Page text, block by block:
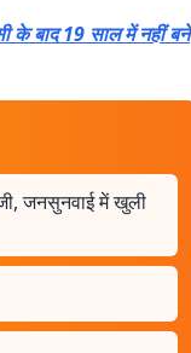
के बाद 19 साल में नहीं बने
जनसुनवाई में खुली